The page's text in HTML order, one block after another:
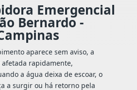
Emergencial
Bernardo -
aparece sem aviso, a
rapidamente,
a água deixa de escoar, o
a surgir ou há retorno pela